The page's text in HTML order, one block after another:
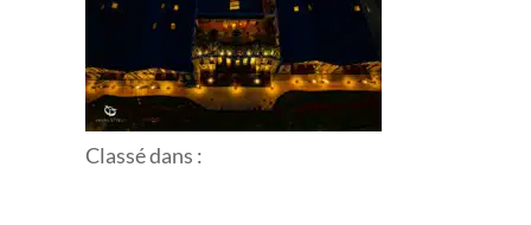
Classé dans :